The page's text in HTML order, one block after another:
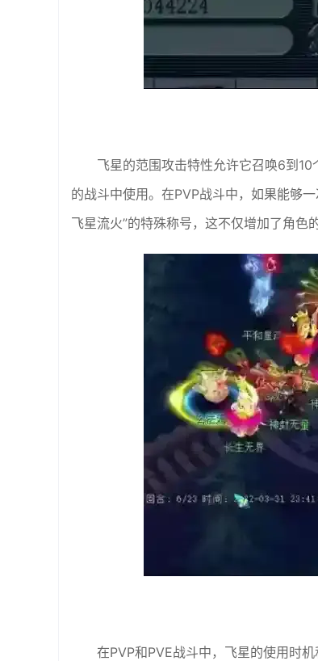
飞星的范围攻击特性允许它召唤6到
的战斗中使用。在PVP战斗中，如果能够
飞星流火”的特殊称号，这不仅增加了角色
在PVP和PVE战斗中，飞星的使用时